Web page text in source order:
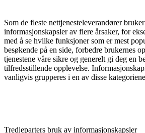
Som de fleste nettjenesteleverandører
informasjonskapsler av flere årsaker, for
med å se hvilke funksjoner som er mest
besøkende på en side, forbedre brukernes
tjenestene våre sikre og generelt gi deg en
tilfredsstillende opplevelse.
vanligvis grupperes i en av disse
Tred­je­parters bruk av informa­­sjons­­­­­­kapsler